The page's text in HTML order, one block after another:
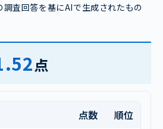
査回答を基にAIで生成されたもの
点
点数
順位